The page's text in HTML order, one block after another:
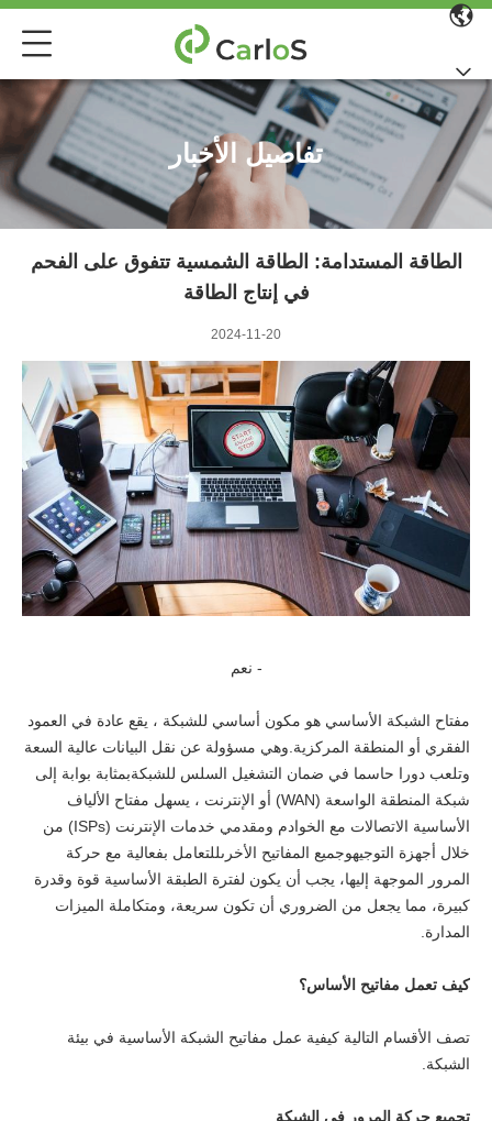
تفاصيل الأخبار
الطاقة المستدامة: الطاقة الشمسية تتفوق على الفحم
في إنتاج الطاقة
2024-11-20
- نعم
مفتاح الشبكة الأساسي هو مكون أساسي للشبكة ، يقع عادة في العمود
الفقري أو المنطقة المركزية.وهي مسؤولة عن نقل البيانات عالية السعة
وتلعب دورا حاسما في ضمان التشغيل السلس للشبكةبمثابة بوابة إلى
شبكة المنطقة الواسعة (WAN) أو الإنترنت ، يسهل مفتاح الألياف
الأساسية الاتصالات مع الخوادم ومقدمي خدمات الإنترنت (ISPs) من
خلال أجهزة التوجيهوجميع المفاتيح الأخرىللتعامل بفعالية مع حركة
المرور الموجهة إليها، يجب أن يكون لفترة الطبقة الأساسية قوة وقدرة
كبيرة، مما يجعل من الضروري أن تكون سريعة، ومتكاملة الميزات
المدارة.
كيف تعمل مفاتيح الأساس؟
تصف الأقسام التالية كيفية عمل مفاتيح الشبكة الأساسية في بيئة
الشبكة.
تجميع حركة المرور في الشبكة